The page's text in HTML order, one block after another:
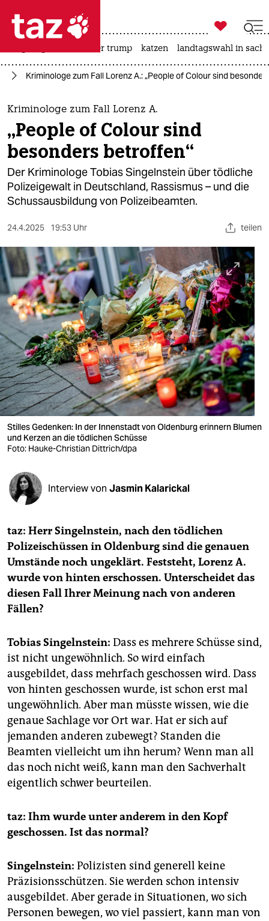
 taz zahl ich
taz zahl ich
themen
politik
öko
gesellschaft
sport
berlin
nord
wahrheit
verlag
verlag
veranstaltungen
shop
fragen & hilfe
unterstützen
abo
epaper login

taz zahl ich
usa unter trump katzen landtagswahl in
Kriminologe zum Fall Lorenz A.: „People of Colour sind
Kriminologe zum Fall Lorenz A.
„People of Colour sind
besonders betroffen“
Der Kriminologe Tobias Singelnstein über tödliche
Polizeigewalt in Deutschland, Rassismus – und die
Schussausbildung von Polizeibeamten.
24.4.2025 19:53 Uhr teilen
Stilles Gedenken: In der Innenstadt von Oldenburg erinnern Blumen
und Kerzen an die tödlichen Schüsse
Foto: Hauke-Christian Dittrich/dpa
Interview von Jasmin Kalarickal
taz: Herr Singelnstein, nach den tödlichen
Polizeischüssen in Oldenburg sind die genauen
Umstände noch ungeklärt. Feststeht, Lorenz A.
wurde von hinten erschossen. Unterscheidet das
diesen Fall Ihrer Meinung nach von anderen
Fällen?
Tobias Singelnstein: Dass es mehrere Schüsse sind,
ist nicht ungewöhnlich. So wird einfach
ausgebildet, dass mehrfach geschossen wird. Dass
von hinten geschossen wurde, ist schon erst mal
ungewöhnlich. Aber man müsste wissen, wie die
genaue Sachlage vor Ort war. Hat er sich auf
jemanden anderen zubewegt? Standen die
Beamten vielleicht um ihn herum? Wenn man all
das noch nicht weiß, kann man den Sachverhalt
eigentlich schwer beurteilen.
taz: Ihm wurde unter anderem in den Kopf
geschossen. Ist das normal?
Singelnstein: Polizisten sind generell keine
Präzisionsschützen. Sie werden schon intensiv
ausgebildet. Aber gerade in Situationen, wo sich
Personen bewegen, wo viel passiert, kann man von